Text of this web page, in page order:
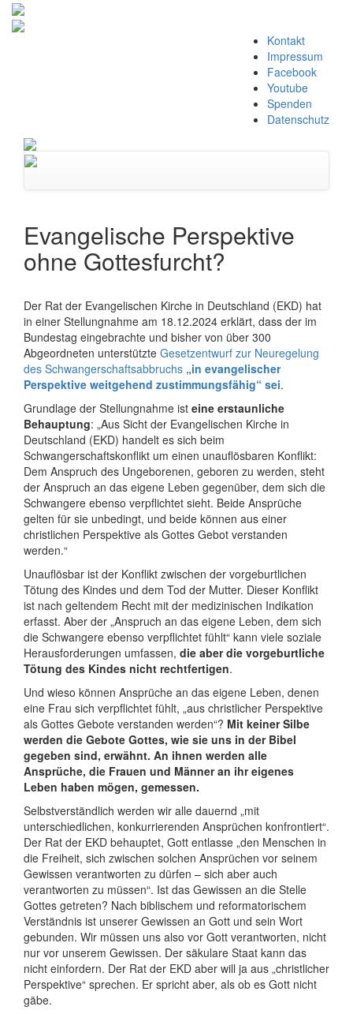
Kontakt
Impressum
Facebook
Youtube
Spenden
Datenschutz
Navigation
Evangelische Perspektive
ohne Gottesfurcht?
Der Rat der Evangelischen Kirche in Deutschland (EKD) hat
in einer Stellungnahme am 18.12.2024 erklärt, dass der im
Bundestag eingebrachte und bisher von über 300
Abgeordneten unterstützte Gesetzentwurf zur Neuregelung
des Schwangerschaftsabbruchs „in evangelischer
Perspektive weitgehend zustimmungsfähig“ sei.
Grundlage der Stellungnahme ist eine erstaunliche
Behauptung: „Aus Sicht der Evangelischen Kirche in
Deutschland (EKD) handelt es sich beim
Schwangerschaftskonflikt um einen unauflösbaren Konflikt:
Dem Anspruch des Ungeborenen, geboren zu werden, steht
der Anspruch an das eigene Leben gegenüber, dem sich die
Schwangere ebenso verpflichtet sieht. Beide Ansprüche
gelten für sie unbedingt, und beide können aus einer
christlichen Perspektive als Gottes Gebot verstanden
werden.“
Unauflösbar ist der Konflikt zwischen der vorgeburtlichen
Tötung des Kindes und dem Tod der Mutter. Dieser Konflikt
ist nach geltendem Recht mit der medizinischen Indikation
erfasst. Aber der „Anspruch an das eigene Leben, dem sich
die Schwangere ebenso verpflichtet fühlt“ kann viele soziale
Herausforderungen umfassen, die aber die vorgeburtliche
Tötung des Kindes nicht rechtfertigen.
Und wieso können Ansprüche an das eigene Leben, denen
eine Frau sich verpflichtet fühlt, „aus christlicher Perspektive
als Gottes Gebote verstanden werden“? Mit keiner Silbe
werden die Gebote Gottes, wie sie uns in der Bibel
gegeben sind, erwähnt. An ihnen werden alle
Ansprüche, die Frauen und Männer an ihr eigenes
Leben haben mögen, gemessen.
Selbstverständlich werden wir alle dauernd „mit
unterschiedlichen, konkurrierenden Ansprüchen konfrontiert“.
Der Rat der EKD behauptet, Gott entlasse „den Menschen in
die Freiheit, sich zwischen solchen Ansprüchen vor seinem
Gewissen verantworten zu dürfen – sich aber auch
verantworten zu müssen“. Ist das Gewissen an die Stelle
Gottes getreten? Nach biblischem und reformatorischem
Verständnis ist unserer Gewissen an Gott und sein Wort
gebunden. Wir müssen uns also vor Gott verantworten, nicht
nur vor unserem Gewissen. Der säkulare Staat kann das
nicht einfordern. Der Rat der EKD aber will ja aus „christlicher
Perspektive“ sprechen. Er spricht aber, als ob es Gott nicht
gäbe.